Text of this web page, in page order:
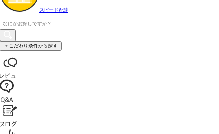
スピード配達
＋こだわり条件から探す